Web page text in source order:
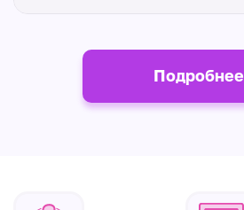
Подробнее